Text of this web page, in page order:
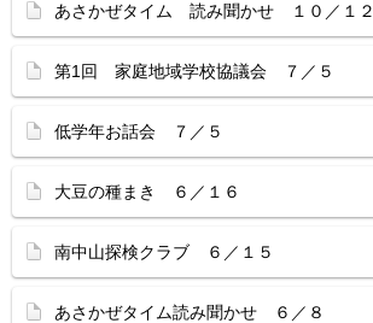
あさかぜタイム 読み聞かせ １０／１２
第1回 家庭地域学校協議会 ７／５
低学年お話会 ７／５
大豆の種まき ６／１６
南中山探検クラブ ６／１５
あさかぜタイム読み聞かせ ６／８